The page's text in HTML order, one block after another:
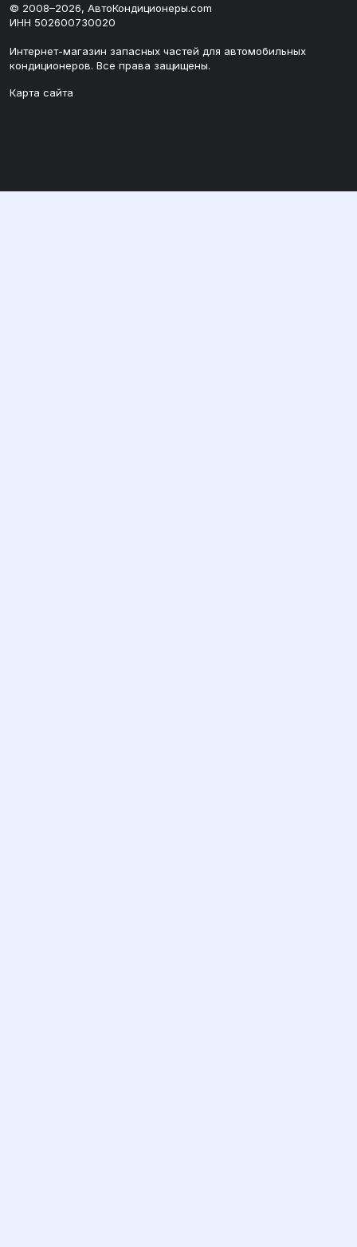
© 2008–2026, АвтоКондиционеры.com
ИНН 502600730020
Интернет-магазин запасных частей для автомобильных
кондиционеров. Все права защищены.
Карта сайта